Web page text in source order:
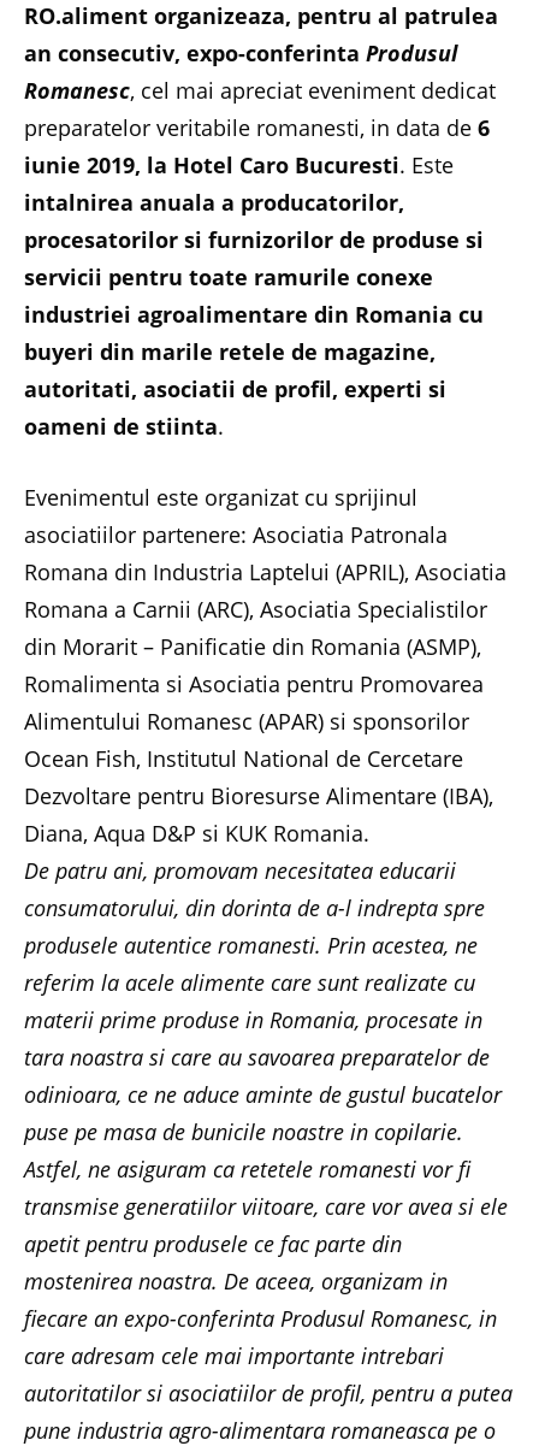
RO.aliment organizeaza, pentru al patrulea
an consecutiv, expo-conferinta Produsul
Romanesc, cel mai apreciat eveniment dedicat
preparatelor veritabile romanesti, in data de 6
iunie 2019, la Hotel Caro Bucuresti. Este
intalnirea anuala a producatorilor,
procesatorilor si furnizorilor de produse si
servicii pentru toate ramurile conexe
industriei agroalimentare din Romania cu
buyeri din marile retele de magazine,
autoritati, asociatii de profil, experti si
oameni de stiinta.
Evenimentul este organizat cu sprijinul
asociatiilor partenere: Asociatia Patronala
Romana din Industria Laptelui (APRIL), Asociatia
Romana a Carnii (ARC), Asociatia Specialistilor
din Morarit – Panificatie din Romania (ASMP),
Romalimenta si Asociatia pentru Promovarea
Alimentului Romanesc (APAR) si sponsorilor
Ocean Fish, Institutul National de Cercetare
Dezvoltare pentru Bioresurse Alimentare (IBA),
Diana, Aqua D&P si KUK Romania.
De patru ani, promovam necesitatea educarii
consumatorului, din dorinta de a-l indrepta spre
produsele autentice romanesti. Prin acestea, ne
referim la acele alimente care sunt realizate cu
materii prime produse in Romania, procesate in
tara noastra si care au savoarea preparatelor de
odinioara, ce ne aduce aminte de gustul bucatelor
puse pe masa de bunicile noastre in copilarie.
Astfel, ne asiguram ca retetele romanesti vor fi
transmise generatiilor viitoare, care vor avea si ele
apetit pentru produsele ce fac parte din
mostenirea noastra. De aceea, organizam in
fiecare an expo-conferinta Produsul Romanesc, in
care adresam cele mai importante intrebari
autoritatilor si asociatiilor de profil, pentru a putea
pune industria agro-alimentara romaneasca pe o